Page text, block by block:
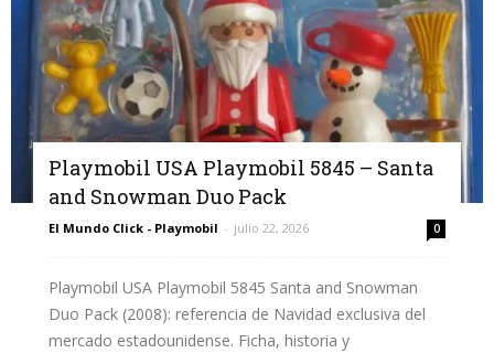
Playmobil USA Playmobil 5845 – Santa
and Snowman Duo Pack
El Mundo Click - Playmobil - julio 22, 2026 0
Playmobil USA Playmobil 5845 Santa and Snowman
Duo Pack (2008): referencia de Navidad exclusiva del
mercado estadounidense. Ficha, historia y